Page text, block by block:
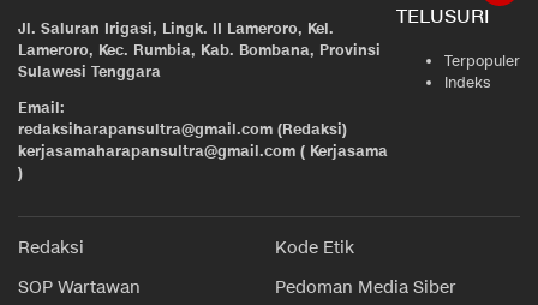
Jl. Saluran Irigasi, Lingk. II Lameroro, Kel.
Lameroro, Kec. Rumbia, Kab. Bombana, Provinsi
Sulawesi Tenggara
Email:
redaksiharapansultra@gmail.com (Redaksi)
kerjasamaharapansultra@gmail.com ( Kerjasama
)
TELUSURI
Terpopuler
Indeks
Redaksi
Kode Etik
SOP Wartawan
Pedoman Media Siber